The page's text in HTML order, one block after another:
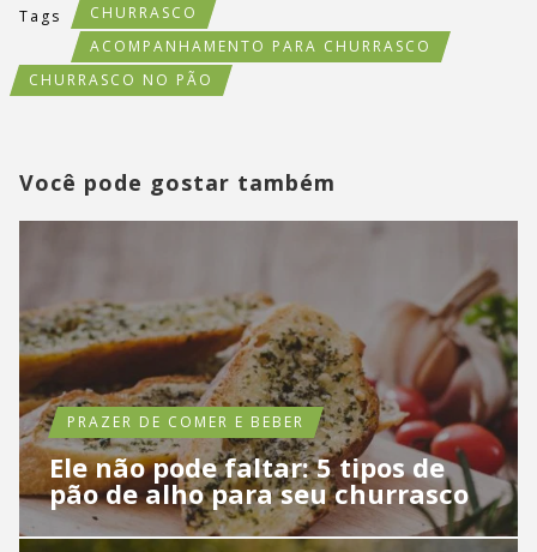
Tags
CHURRASCO
ACOMPANHAMENTO PARA CHURRASCO
CHURRASCO NO PÃO
Você pode gostar também
PRAZER DE COMER E BEBER
Ele não pode faltar: 5 tipos de
pão de alho para seu churrasco